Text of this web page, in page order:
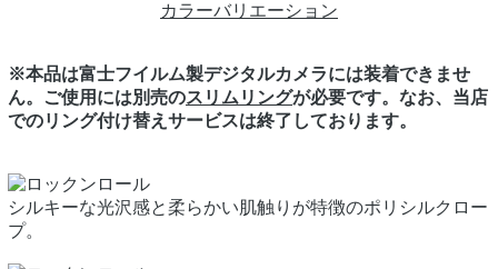
カラーバリエーション
※本品は富士フイルム製デジタルカメラには装着できませ
ん。ご使用には別売のスリムリングが必要です。なお、当店
でのリング付け替えサービスは終了しております。
シルキーな光沢感と柔らかい肌触りが特徴のポリシルクロー
プ。